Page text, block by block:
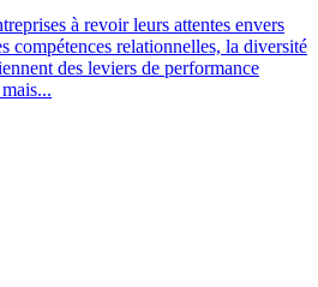
à revoir leurs attentes envers
compétences relationnelles, la diversité
des leviers de performance